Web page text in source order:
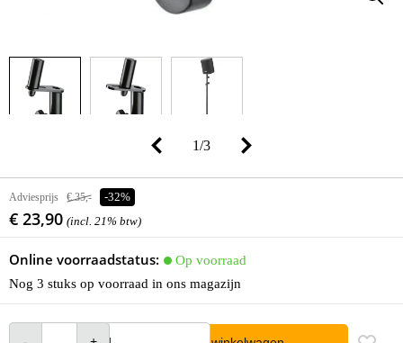
1/3
Adviesprijs € 35,- -32%
€ 23,90 (incl. 21% btw)
Online voorraadstatus:
Op voorraad
Nog 3 stuks op voorraad in ons magazijn